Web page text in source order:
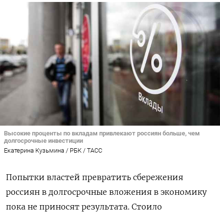
Высокие проценты по вкладам привлекают россиян больше, чем
долгосрочные инвестиции
Екатерина Кузьмина / РБК / ТАСС
Попытки властей превратить сбережения
россиян в долгосрочные вложения в экономику
пока не приносят результата. Стоило